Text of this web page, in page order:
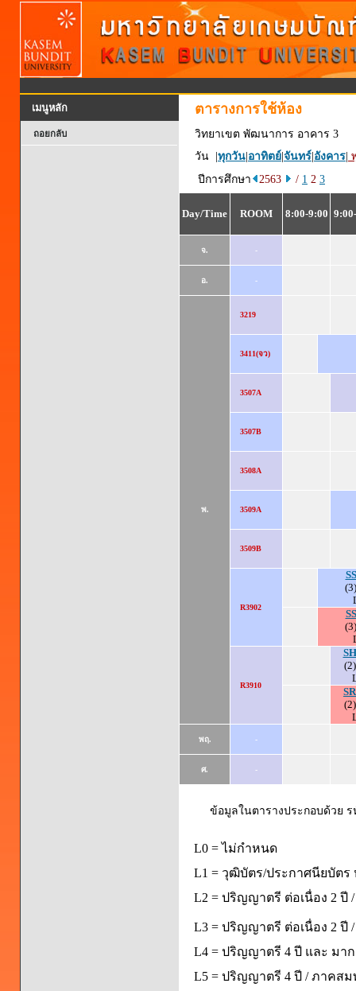
เมนูหลัก
ถอยกลับ
ตารางการใช้ห้อง
วิทยาเขต พัฒนาการ อาคาร 3
วัน | ทุกวัน อาทิตย์ จันทร์ อังคาร
ปีการศึกษา
2563 / 1 2 3
Day/Time ROOM 8:00-9:00
จ. -
อ. -
พ.
3219
3411(จว)
3507A
3507B
3508A
3509A
3509B
R3902
R3910
พฤ. -
ศ. -
ข้อมูลในตารางประกอบด้วย
L0 = ไม่กำหนด
L1 = วุฒิบัตร/ประกาศนียบัตร
L2 = ปริญญาตรี ต่อเนื่อง 2 ปี
L3 = ปริญญาตรี ต่อเนื่อง 2 ปี
L4 = ปริญญาตรี 4 ปี และ มา
L5 = ปริญญาตรี 4 ปี / ภาคส